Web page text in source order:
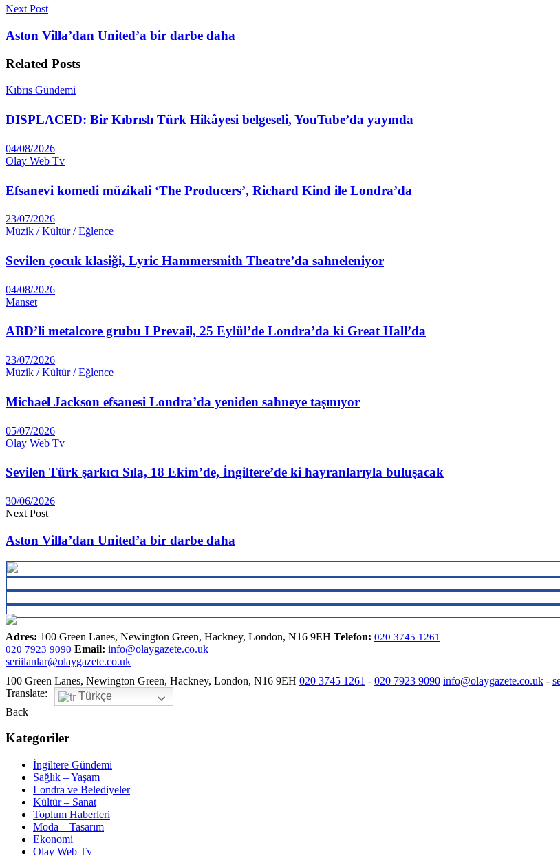
Next Post
Aston Villa’dan United’a bir darbe daha
Related Posts
Kıbrıs Gündemi
DISPLACED: Bir Kıbrıslı Türk Hikâyesi belgeseli, YouTube’da yayında
04/08/2026
Olay Web Tv
Efsanevi komedi müzikali ‘The Producers’, Richard Kind ile Londra’da
23/07/2026
Müzik / Kültür / Eğlence
Sevilen çocuk klasiği, Lyric Hammersmith Theatre’da sahneleniyor
04/08/2026
Manset
ABD’li metalcore grubu I Prevail, 25 Eylül’de Londra’da ki Great Hall’da
23/07/2026
Müzik / Kültür / Eğlence
Michael Jackson efsanesi Londra’da yeniden sahneye taşınıyor
05/07/2026
Olay Web Tv
Sevilen Türk şarkıcı Sıla, 18 Ekim’de, İngiltere’de ki hayranlarıyla buluşacak
30/06/2026
Next Post
Aston Villa’dan United’a bir darbe daha
Adres: 100 Green Lanes, Newington Green, Hackney, London, N16 9EH Telefon: 020 3745 1261
020 7923 9090 Email: info@olaygazete.co.uk
seriilanlar@olaygazete.co.uk
100 Green Lanes, Newington Green, Hackney, London, N16 9EH 020 3745 1261 - 020 7923 9090 info@olaygazete.co.uk -
Translate:
Türkçe
Back
Kategoriler
İngiltere Gündemi
Sağlık – Yaşam
Londra ve Belediyeler
Kültür – Sanat
Toplum Haberleri
Moda – Tasarım
Ekonomi
Olay Web Tv